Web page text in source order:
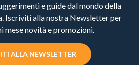
e guide dal mondo della
Iscriviti alla nostra Newsletter per
mese novità e promozioni.
ALLA NEWSLETTER